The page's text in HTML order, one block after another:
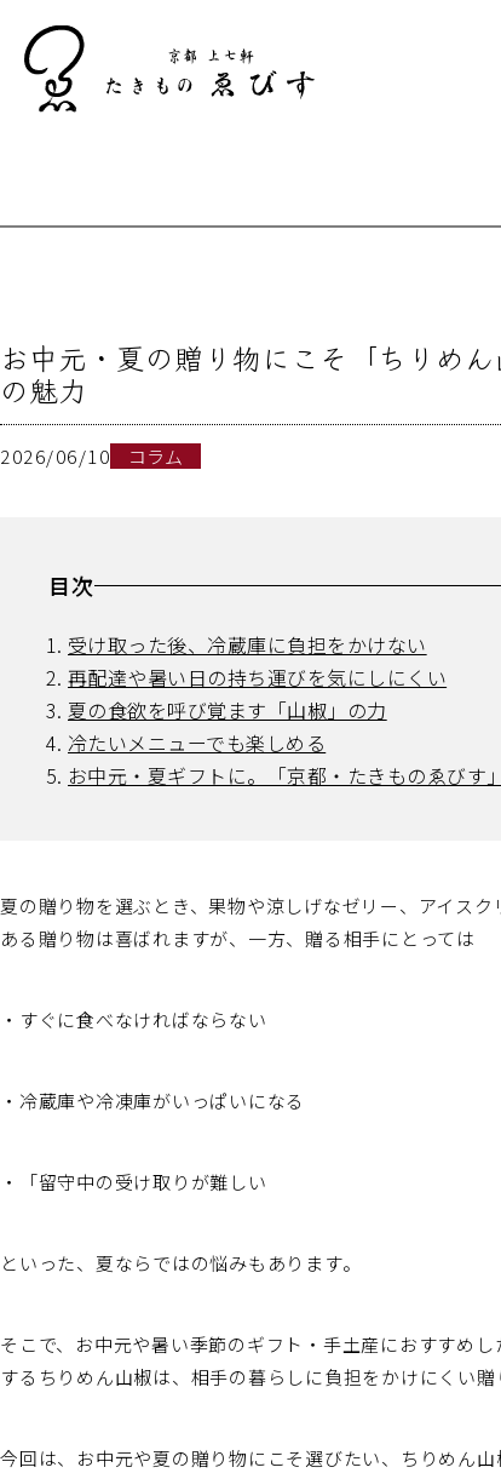
お中元・夏の贈り物にこそ「ちりめ
の魅力
2026/06/10 コラム
目次
受け取った後、冷蔵庫に負担をかけない
再配達や暑い日の持ち運びを気にしにくい
夏の食欲を呼び覚ます「山椒」の力
冷たいメニューでも楽しめる
お中元・夏ギフトに。「京都・たきものゑびす
夏の贈り物を選ぶとき、果物や涼しげなゼリー、アイス
ある贈り物は喜ばれますが、一方、贈る相手にとっては
・すぐに食べなければならない
・冷蔵庫や冷凍庫がいっぱいになる
・「留守中の受け取りが難しい
といった、夏ならではの悩みもあります。
そこで、お中元や暑い季節のギフト・手土産におすすめ
するちりめん山椒は、相手の暮らしに負担をかけにくい贈
今回は、お中元や夏の贈り物にこそ選びたい、ちりめん山